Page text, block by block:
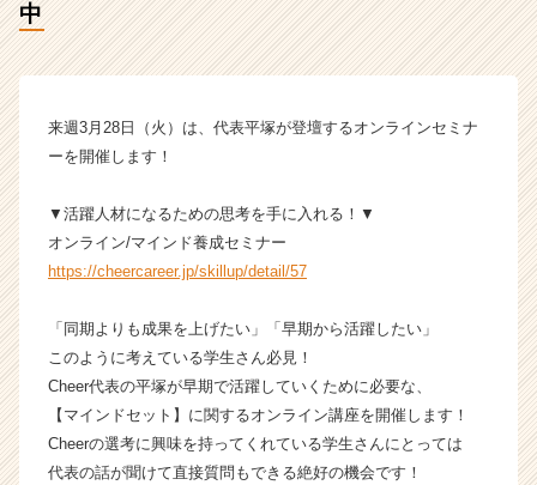
C
e
タ
イ
ム
イ
ン】
ベ
ン
チ
ャ
中
来週3月28日（火）は、代表平塚が登壇するオンラインセミナ
ーを開催します！
▼活躍人材になるための思考を手に入れる！▼
オンライン/マインド養成セミナー
https://cheercareer.jp/skillup/detail/57
「同期よりも成果を上げたい」「早期から活躍したい」
このように考えている学生さん必見！
Cheer代表の平塚が早期で活躍していくために必要な、
【マインドセット】に関するオンライン講座を開催します！
Cheerの選考に興味を持ってくれている学生さんにとっては
代表の話が聞けて直接質問もできる絶好の機会です！